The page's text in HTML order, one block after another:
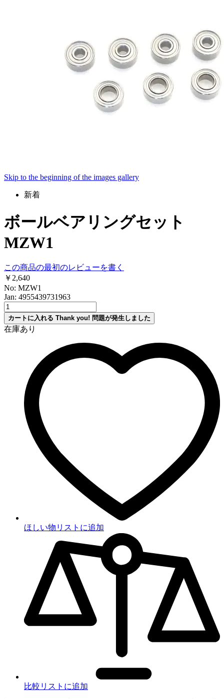
Skip to the beginning of the images gallery
新着
ボールベアリングセット
MZW1
この商品の最初のレビューを書く
￥2,640
No: MZW1
Jan: 4955439731963
カートに入れる Thank you! 問題が発生しました
在庫あり
ほしい物リストに追加
比較リストに追加